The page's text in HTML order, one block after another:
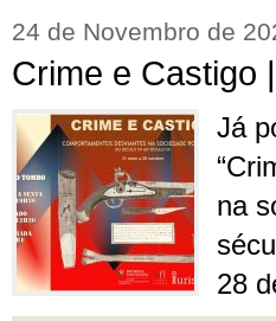
24 de Novembro de
Crime e Castigo
Já
na
28